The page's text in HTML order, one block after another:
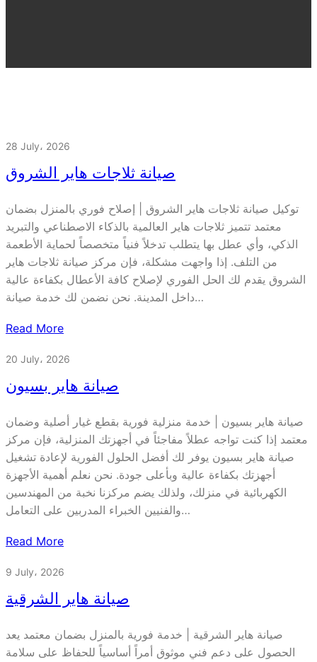
28 July، 2026
صيانة ثلاجات هاير الشروق
توكيل صيانة ثلاجات هاير الشروق | إصلاح فوري بالمنزل بضمان
معتمد تتميز ثلاجات هاير العالمية بالذكاء الاصطناعي والتبريد
الذكي، وأي عطل بها يتطلب تدخلاً فنياً متخصصاً لحماية الأطعمة
من التلف. إذا واجهت مشكلة، فإن مركز صيانة ثلاجات هاير
الشروق يقدم لك الحل الفوري لإصلاح كافة الأعطال بكفاءة عالية
داخل المدينة. نحن نضمن لك خدمة صيانة…
Read More
20 July، 2026
صيانة هاير بسيون
صيانة هاير بسيون | خدمة منزلية فورية بقطع غيار أصلية وضمان
معتمد إذا كنت تواجه عطلاً مفاجئاً في أجهزتك المنزلية، فإن مركز
صيانة هاير بسيون يوفر لك أفضل الحلول الفورية لإعادة تشغيل
أجهزتك بكفاءة عالية وبأعلى جودة. نحن نعلم أهمية الأجهزة
الكهربائية في منزلك، ولذلك يضم مركزنا نخبة من المهندسين
والفنيين الخبراء المدربين على التعامل…
Read More
9 July، 2026
صيانة هاير الشرقية
صيانة هاير الشرقية | خدمة فورية بالمنزل بضمان معتمد يعد
الحصول على دعم فني موثوق أمراً أساسياً للحفاظ على سلامة